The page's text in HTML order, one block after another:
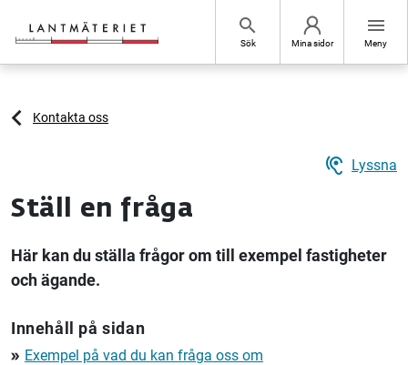
search
Sök Mina sidor
menu
Meny
Kontakta oss
hearing Lyssna
Ställ en fråga
Här kan du ställa frågor om till exempel fastigheter
och ägande.
Innehåll på sidan
double_arrow Exempel på vad du kan fråga oss om